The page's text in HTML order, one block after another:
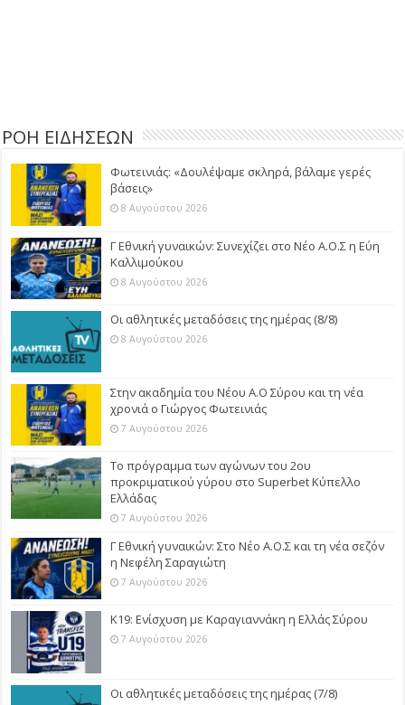
ΡΟΗ ΕΙΔΗΣΕΩΝ
Φωτεινιάς: «Δουλέψαμε σκληρά, βάλαμε γερές
βάσεις»
8 Αυγούστου 2026
Γ Εθνική γυναικών: Συνεχίζει στο Νέο Α.Ο.Σ η Εύη
Καλλιμούκου
8 Αυγούστου 2026
Οι αθλητικές μεταδόσεις της ημέρας (8/8)
8 Αυγούστου 2026
Στην ακαδημία του Νέου Α.Ο Σύρου και τη νέα
χρονιά ο Γιώργος Φωτεινιάς
7 Αυγούστου 2026
Το πρόγραμμα των αγώνων του 2ου
προκριματικού γύρου στο Superbet Κύπελλο
Ελλάδας
7 Αυγούστου 2026
Γ Εθνική γυναικών: Στο Νέο Α.Ο.Σ και τη νέα σεζόν
η Νεφέλη Σαραγιώτη
7 Αυγούστου 2026
Κ19: Ενίσχυση με Καραγιαννάκη η Ελλάς Σύρου
7 Αυγούστου 2026
Οι αθλητικές μεταδόσεις της ημέρας (7/8)